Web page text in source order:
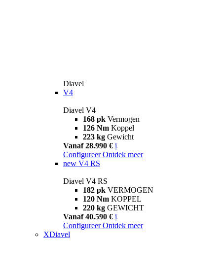
Diavel
V4
Diavel V4
168 pk Vermogen
126 Nm Koppel
223 kg Gewicht
Vanaf 28.990 € i
Configureer Ontdek meer
new V4 RS
Diavel V4 RS
182 pk VERMOGEN
120 Nm KOPPEL
220 kg GEWICHT
Vanaf 40.590 € i
Configureer Ontdek meer
XDiavel